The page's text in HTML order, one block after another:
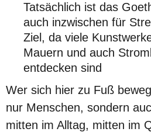
Tatsächlich ist das
auch inzwischen für
Ziel, da viele
Mauern und auch
entdecken sind
Wer sich hier zu Fuß
nur Menschen, sondern
mitten im Alltag, mitten im